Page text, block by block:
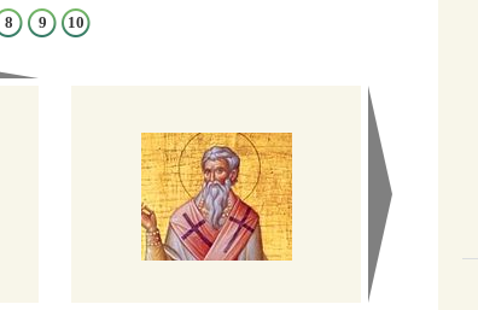
8 9 10